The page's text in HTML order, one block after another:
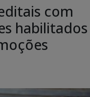
com
habilitados